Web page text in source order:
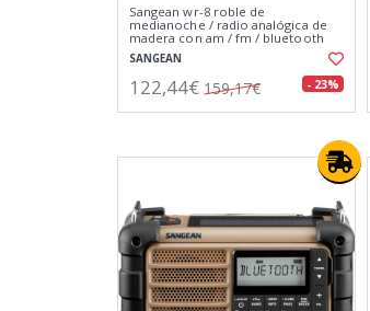
Sangean wr-8 roble de
medianoche / radio analógica de
madera con am / fm / bluetooth
SANGEAN
122,44€ 159,17€ - 23%